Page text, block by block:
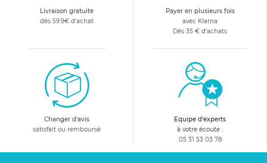
Livraison gratuite
dès 59.9€ d'achat
Payer en plusieurs fois
avec Klarna
Dès 35 € d'achats
Changer d'avis
satisfait ou remboursé
Equipe d'experts
à votre écoute :
05 31 53 03 78